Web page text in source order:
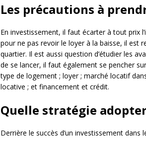
Les précautions à
En investissement, il faut écarter à tout prix
pour ne pas revoir le loyer à la baisse, il est
quartier. Il est aussi question d’étudier les
de se lancer, il faut également se pencher
type de logement ; loyer ; marché locatif
locative ; et financement et crédit.
Quelle stratégie
Derrière le succès d’un investissement